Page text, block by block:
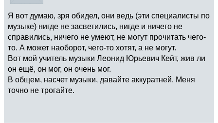
Я вот думаю, зря обидел, они ведь (эти специалисты по
музыке) нигде не засветились, нигде и ничего не
справились, ничего не умеют, не могут прочитать чего-
то. А может наоборот, чего-то хотят, а не могут.
Вот мой учитель музыки Леонид Юрьевич Кейт, жив ли
он ещё, он мог, он очень мог.
В общем, насчет музыки, давайте аккуратней. Меня
точно не трогайте.